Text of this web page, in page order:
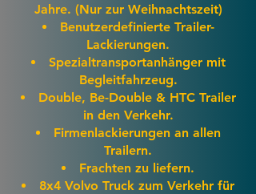
Jahre. (Nur zur Weihnachtszeit)
Benutzerdefinierte Trailer-
Lackierungen.
Spezialtransportanhänger mit
Begleitfahrzeug.
Double, Be-Double & HTC Trailer
in den Verkehr.
Firmenlackierungen an allen
Trailern.
Frachten zu liefern.
8x4 Volvo Truck zum Verkehr für